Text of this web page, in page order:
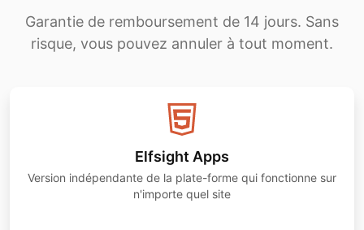
Garantie de remboursement de 14 jours. Sans
risque, vous pouvez annuler à tout moment.
Elfsight Apps
Version indépendante de la plate-forme qui fonctionne sur
n'importe quel site